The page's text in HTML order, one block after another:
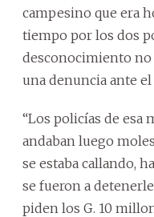
campesino que era
tiempo por los dos
desconocimiento
una denuncia ante
“Los policías de esa
andaban luego
se estaba callando,
se fueron a
piden los G. 10